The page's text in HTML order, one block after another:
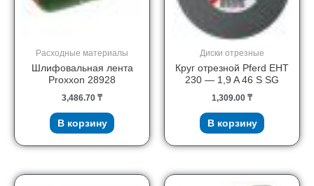
Расходные материалы
Шлифовальная лента
Proxxon 28928
3,486.70 ₸
В корзину
Диски отрезные
Круг отрезной Pferd EHT
230 — 1,9 A 46 S SG
1,309.00 ₸
В корзину